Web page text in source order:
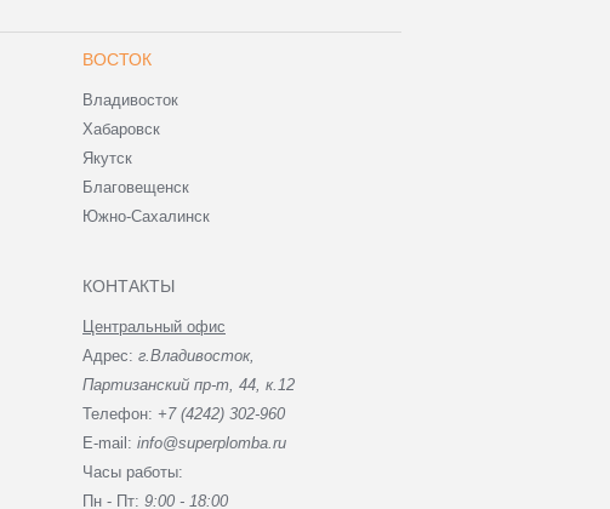
ВОСТОК
Владивосток
Хабаровск
Якутск
Благовещенск
Южно-Сахалинск
КОНТАКТЫ
Центральный офис
Адрес: г.Владивосток,
Партизанский пр-т, 44, к.12
Телефон: +7 (4242) 302-960
E-mail: info@superplomba.ru
Часы работы:
Пн - Пт: 9:00 - 18:00